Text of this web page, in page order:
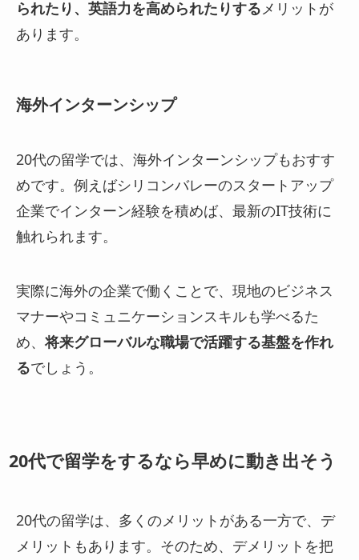
られたり、英語力を高められたりする メリットが
あります。
海外インターンシップ
20代の留学では、海外インターンシップもおすす
めです。例えばシリコンバレーのスタートアップ
企業でインターン経験を積めば、最新のIT技術に
触れられます。
実際に海外の企業で働くことで、現地のビジネス
マナーやコミュニケーションスキルも学べるた
め、 将来グローバルな職場で活躍する基盤を作れ
るでしょう。
20代で留学をするなら早めに動き出そう
20代の留学は、多くのメリットがある一方で、デ
メリットもあります。そのため、デメリットを把